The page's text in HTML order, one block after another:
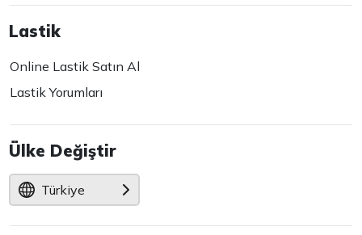
Lastik
Online Lastik Satın Al
Lastik Yorumları
Ülke Değiştir
Türkiye